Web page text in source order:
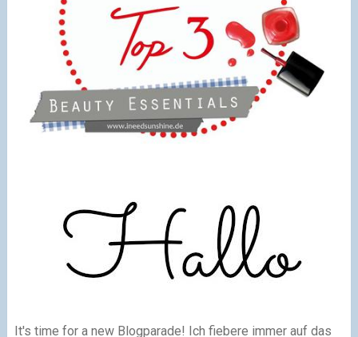
It's time for a new Blogparade! Ich fiebere immer auf das